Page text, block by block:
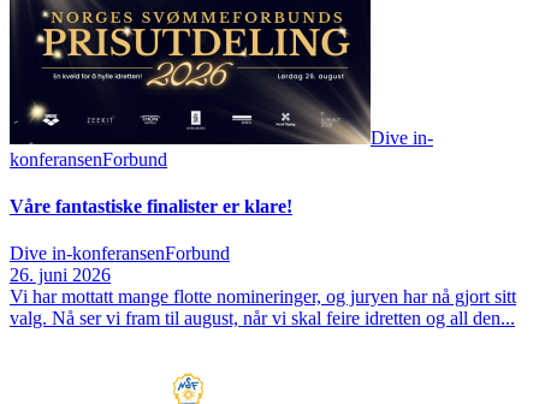
Dive in-
konferansenForbund
Våre fantastiske finalister er klare!
Dive in-konferansenForbund
26. juni 2026
Vi har mottatt mange flotte nomineringer, og juryen har nå gjort sitt
valg. Nå ser vi fram til august, når vi skal feire idretten og all den...